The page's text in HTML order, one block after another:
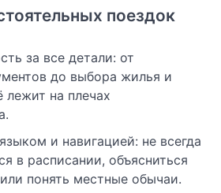
поездок
за все детали: от
до выбора жилья и
лежит на плечах
и навигацией: не всегда
в расписании, объясниться
понять местные обычаи.